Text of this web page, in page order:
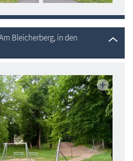
Bleicherberg, in den